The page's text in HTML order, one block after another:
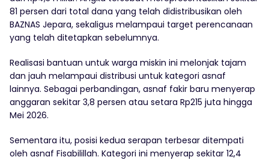
81 persen dari total dana yang telah didistribusikan oleh
BAZNAS Jepara, sekaligus melampaui target perencanaan
yang telah ditetapkan sebelumnya.
Realisasi bantuan untuk warga miskin ini melonjak tajam
dan jauh melampaui distribusi untuk kategori asnaf
lainnya. Sebagai perbandingan, asnaf fakir baru menyerap
anggaran sekitar 3,8 persen atau setara Rp215 juta hingga
Mei 2026.
Sementara itu, posisi kedua serapan terbesar ditempati
oleh asnaf Fisabilillah. Kategori ini menyerap sekitar 12,4